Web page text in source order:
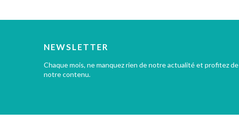
NEWSLETTER
Chaque mois, ne manquez rien de notre actualité et profitez de
notre contenu.